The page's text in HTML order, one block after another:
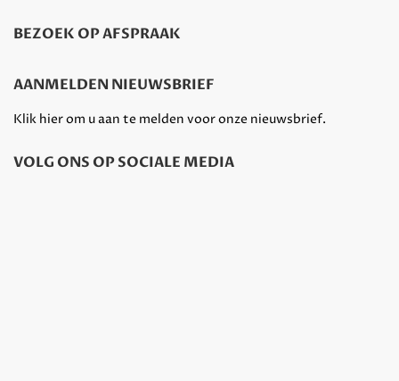
BEZOEK OP AFSPRAAK
AANMELDEN NIEUWSBRIEF
Klik hier om u aan te melden voor onze nieuwsbrief.
VOLG ONS OP SOCIALE MEDIA